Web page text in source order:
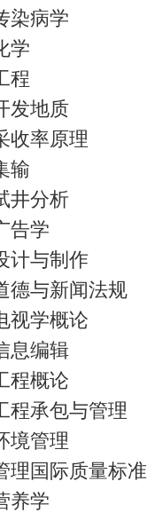
染病学
学
程
发地质
收率原理
输
井分析
告学
计与制作
德与新闻法规
视学概论
息编辑
程概论
程承包与管理
境管理
理国际质量标准
养学